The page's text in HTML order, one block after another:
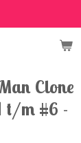
Clone
t/m #6 -